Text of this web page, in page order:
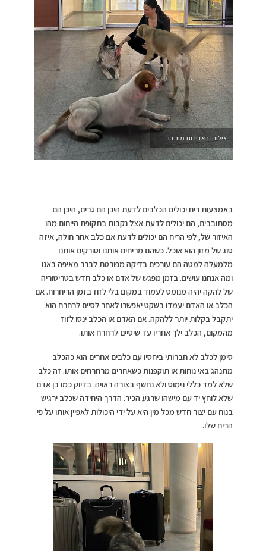
צילום: באדיבות מור בר
באמצעות ריח יכולים הכלבים לדעת היכן הם גרים, היכן הם
מסתובבים, הם יכולים לדעת אצל נקבות בתקופת הייחום מהו
האיזור של, לפי הריח הם יכולים לדעת אם כלב אחר חולה, איזה
סוג של מזון הוא אוכל. כשהם מריחים אותנו וסורקים אותנו
מלמעלה למטה הם עורכים בדיקה מפורטת לברר מאיפה באנו
ומה אנחנו עושים. בזמן מפגש של אדם או כלב חדש בטריטוריה
של להקה יהיה מנומס לעמוד במקום בלי לזוז בזמן הריחרוח. אם
הכלב או האדם יעמדו בשקט יאפשרו לאחר לסיים לרחרח הוא
יתקבל בקלות יותר ללהקה. אם האדם או הכלב ינסו לזוז
מהמקום, הכלב ילך אחריו עד שיסיים לרחרח אותו.
סימן לכלב לא חברותי ביחסיו עם כלבים אחרים הוא כהכלב
מתנהג באי נוחות או תוקפנות כשאחרים מרחרחים אותו. זה כלב
שלא למד כללי נימוס ולא נחשף בצורה ראויה. בדיוק כמו בן אדם
שלא לוחץ יד עם מישהו שרגע הכיר. הדרך היחידה שכלב ירגיש
בנוח עם יצור חדש מכל מין היא על ידי היכולות לאפיין אותו על פי
הריח שלו.